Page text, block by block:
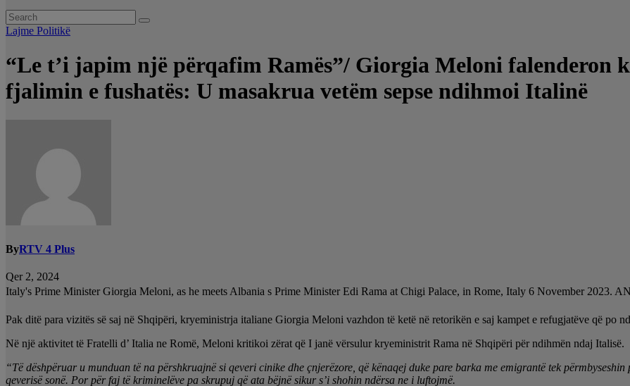
Lajme Politikë
“Le t’i japim një përqafim Ramës”/ Giorgia Meloni falenderon
fjalimin e fushatës: U masakrua vetëm sepse ndihmoi Italinë
ByRTV 4 Plus
Qer 2, 2024
Italy's Prime Minister Giorgia Meloni, as he meets Albania s Prime Minister Edi Rama at Chigi Palace, in Rome, Italy 6 November 2023.
Pak ditë para vizitës së saj në Shqipëri, kryeministrja italiane Giorgia Meloni vazhdon të ketë në retorikën e saj kampet e refugjatëve që po
Në një aktivitet të Fratelli d’ Italia ne Romë, Meloni kritikoi zërat që I janë vërsulur kryeministrit Rama në Shqipëri për ndihmën ndaj Italisë.
“Të dëshpëruar u munduan të na përshkruajnë si qeveri cinike dhe çnjerëzore, që kënaqej duke pare barka me emigrantë tek
qeverisë sonë. Por për faj të kriminelëve pa skrupuj që ata bëjnë sikur s’i shohin ndërsa ne i luftojmë.